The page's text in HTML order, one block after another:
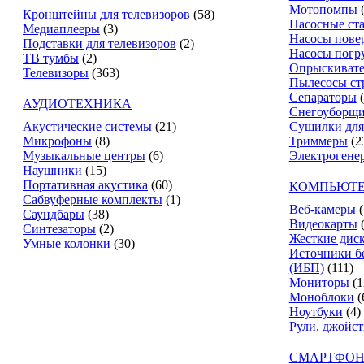
Кронштейны для телевизоров (58)
Медиаплееры (3)
Подставки для телевизоров (2)
ТВ тумбы (2)
Телевизоры (363)
АУДИОТЕХНИКА
Акустические системы (21)
Микрофоны (8)
Музыкальные центры (6)
Наушники (15)
Портативная акустика (60)
Сабвуферные комплекты (1)
Саундбары (38)
Синтезаторы (2)
Умные колонки (30)
Мотопомпы
Насосные
Насосы
Насосы
Пылесосы
Сепараторы
Сушилки
Триммеры
Веб-камеры
Видеокарты
Жесткие
Источники
(ИБП) (111)
Мониторы
Моноблоки
Ноутбуки (4)
Рули,